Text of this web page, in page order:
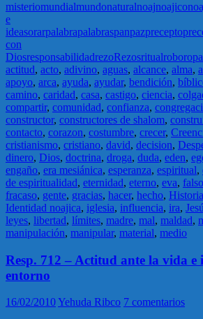
misteriomundialmundonaturalnoajnoajico
e
ideasorarpalabrapalabraspanpazprecepto
con
DiosresponsabilidadrezoRezosritualroboropa
actitud, acto, adivino, aguas, alcance, alma,
apoyo, arca, ayuda, ayudar, bendición,
camino, caridad, casa, castigo, ciencia,
compartir, comunidad, confianza,
constructor, constructores de shalom,
contacto, corazon, costumbre, crecer,
cristianismo, cristiano, david, decision,
dinero, Dios, doctrina, droga, duda, eden,
engaño, era mesiánica, esperanza, espiritual,
de espiritualidad, eternidad, eterno, eva, falso
fracaso, gente, gracias, hacer, hecho,
Identidad noajica, iglesia, influencia, ira,
leyes, libertad, límites, madre, mal, maldad,
manipulación, manipular, material, medio
Resp. 712 – Actitud ante la vida e
entorno
16/02/2010Yehuda Ribco 7 comentarios